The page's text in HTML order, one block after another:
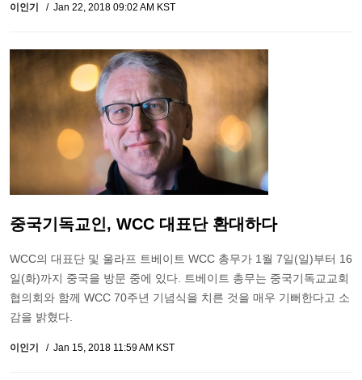
이인기 Jan 22, 2018 09:02 AM KST
중국기독교인, WCC 대표단 환대하다
WCC의 대표단 및 울라프 트베이트 WCC 총무가 1월 7일(일)부터 16
일(화)까지 중국을 방문 중에 있다. 트베이트 총무는 중국기독교교회
협의회와 함께 WCC 70주년 기념식을 치른 것을 매우 기뻐한다고 소
감을 밝혔다.
이인기 Jan 15, 2018 11:59 AM KST